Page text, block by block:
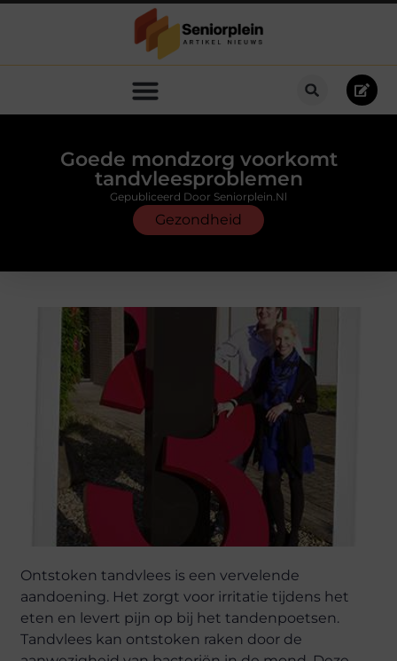
Goede mondzorg voorkomt
tandvleesproblemen
Gezondheid
Gepubliceerd Door Seniorplein.nl
Ontstoken tandvlees is een vervelende
aandoening. Het zorgt voor irritatie tijdens het
eten en levert pijn op bij het tandenpoetsen.
Tandvlees kan ontstoken raken door de